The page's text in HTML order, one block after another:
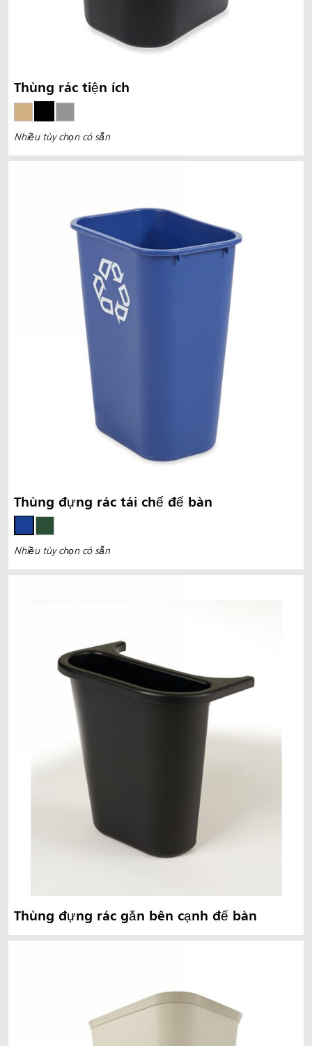
Thùng rác tiện ích
Nhiều tùy chọn có sẵn
Thùng đựng rác tái chế để bàn
Nhiều tùy chọn có sẵn
Thùng đựng rác gắn bên cạnh để bàn